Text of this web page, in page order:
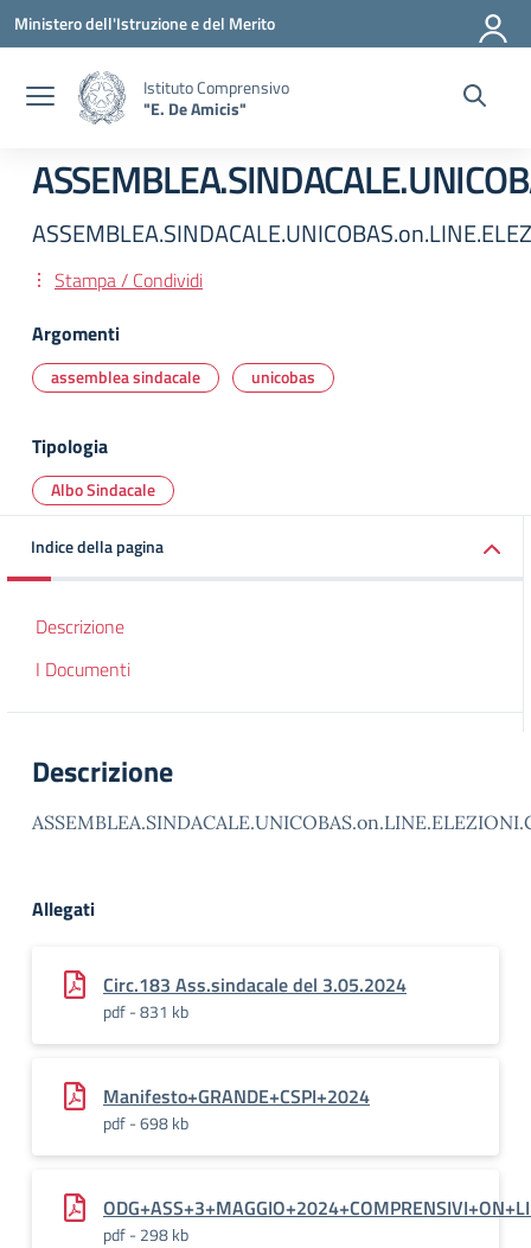
Vai ai contenuti
Vai al menu di navigazione
Vai al footer
Ministero dell'Istruzione e del Merito
Istituto Comprensivo
"E. De Amicis"
Stampa / Condividi
Argomenti
assemblea sindacale unicobas
Tipologia
Albo Sindacale
Indice della pagina
Descrizione
I Documenti
Descrizione
Allegati
Circ.183 Ass.sindacale del 3.05.2024
pdf - 831 kb
Manifesto+GRANDE+CSPI+2024
pdf - 698 kb
pdf - 298 kb